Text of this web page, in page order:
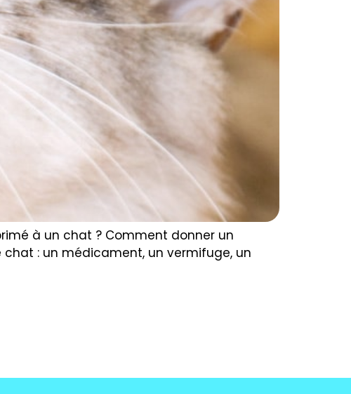
à un chat ? Comment donner un
: un médicament, un vermifuge, un